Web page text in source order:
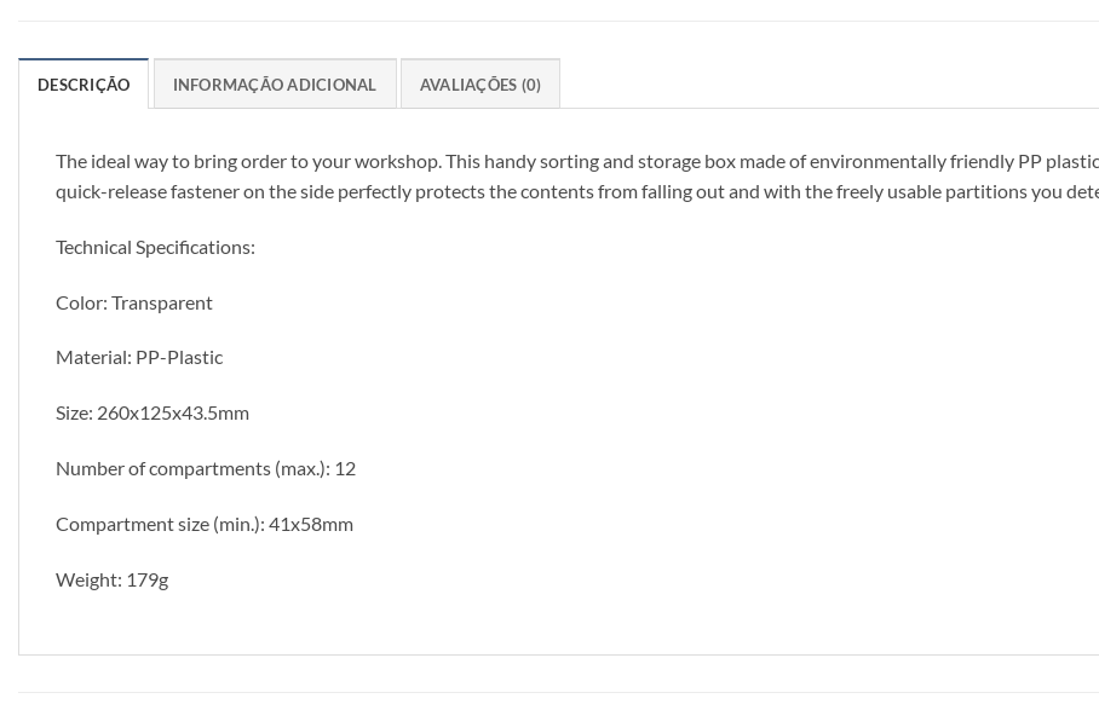
DESCRIÇÃO INFORMAÇÃO ADICIONAL AVALIAÇÕES (0)
The ideal way to bring order to your workshop. This handy sorting and storage box made of environmentally friendly PP
quick-release fastener on the side perfectly protects the contents from falling out and with the freely usable partitions you
Technical Specifications:
Color: Transparent
Material: PP-Plastic
Size: 260x125x43.5mm
Number of compartments (max.): 12
Compartment size (min.): 41x58mm
Weight: 179g